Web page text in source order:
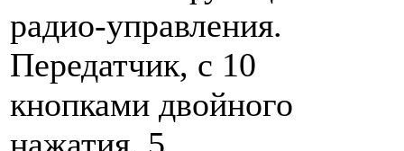
радио-управления.
Передатчик, с 10
кнопками двойного